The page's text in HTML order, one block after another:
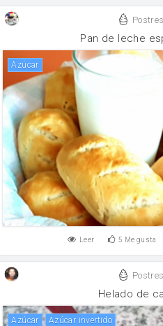
Postres
Pan de leche
Azúcar
Leer 5 Me gusta
Postres
Helado de
Azúcar Azúcar invertido